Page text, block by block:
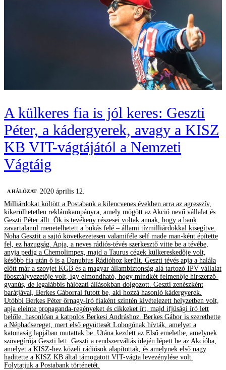
A külkeres fia is jól keres: Geszti
Péter, a kádergyerek, avagy a KISZ
KB VIT-vágtájától a Nemzeti
Vágtáig
A HÁLÓZAT 2020 április 12.
Milliárdokat költött a Postabank a kilencvenes években arra az agresszív,
kikerülhetetlen reklámkampányra, amely mögött az Akció nevű vállalat és
Geszti Péter állt. Ők is tevékeny részesei voltak annak, hogy a bank
zavartalanul menetelhetett a bukás felé – állami tízmilliárdokkal kisegítve.
Noha Gesztit a sajtó következetesen valamiféle self made man-ként építette
fel, ez hazugság. Apja, a neves rádiós-tévés szerkesztő vitte be a tévébe,
anyja pedig a Chemolimpex, majd a Taurus cégek külkereskedője volt,
később fia után ő is a Danubius Rádióhoz került. Geszti tévés apja a halála
előtt már a szovjet KGB és a magyar állambiztonság alá tartozó IPV vállalat
főosztályvezetője volt, így elmondható, hogy mindkét felmenője hírszerző-
gyanús, de legalábbis hálózati állásokban dolgozott. Geszti zenészként
barátjával, Berkes Gáborral futott be, aki hozzá hasonló kádergyerek.
Utóbbi Berkes Péter őrnagy-író fiaként szintén kivételezett helyzetben volt,
apja eleinte propaganda-regényeket és cikkeket írt, majd ifjúsági író lett
belőle, hasonlóan a katpolos Berkesi Andráshoz. Berkes Gábor is szerethette
a Néphadsereget, mert első együttesét Lobogónak hívták, amelyet a
katonaság lapjában mutattak be. Utána kezdett az Első emeletbe, amelynek
szövegírója Geszti lett. Geszti a rendszerváltás idején lépett be az Akcióba,
amelyet a KISZ-hez közeli rádiósok alapítottak, és amelynek első nagy
haditette a KISZ KB által támogatott VIT-vágta levezénylése volt.
Folytatjuk a Postabank történetét.